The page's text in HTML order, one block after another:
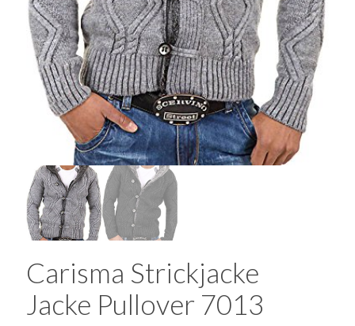
Carisma Strickjacke
Jacke Pullover 7013